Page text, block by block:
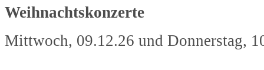
Weihnachtskonzerte
Mittwoch, 09.12.26 und Donnerstag,